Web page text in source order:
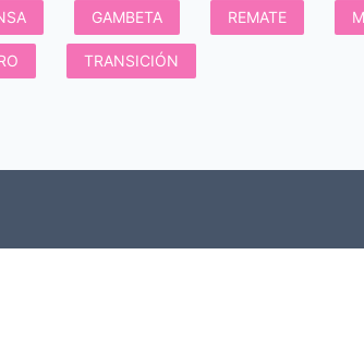
GAMBETA REMATE
TRANSICIÓN